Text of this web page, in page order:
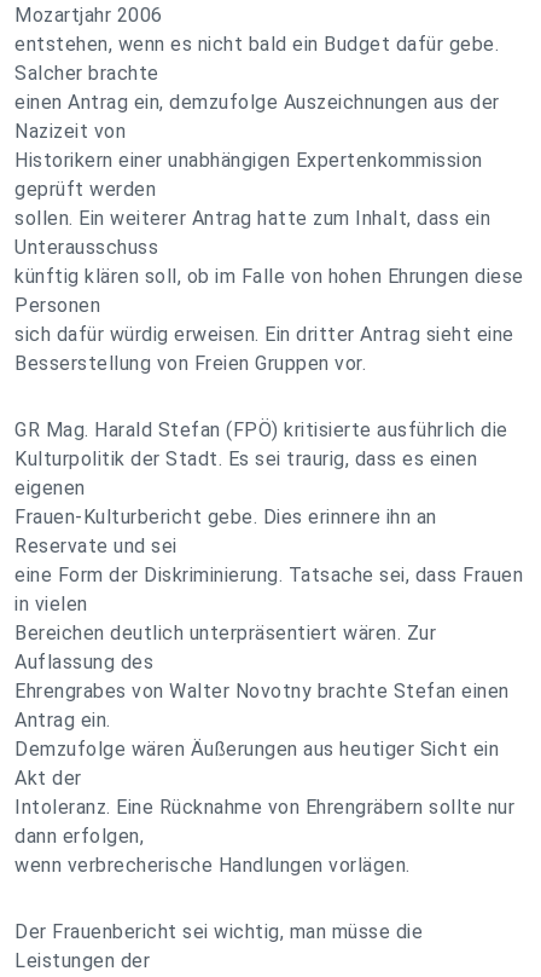
Mozartjahr 2006
entstehen, wenn es nicht bald ein Budget dafür gebe.
Salcher brachte
einen Antrag ein, demzufolge Auszeichnungen aus der
Nazizeit von
Historikern einer unabhängigen Expertenkommission
geprüft werden
sollen. Ein weiterer Antrag hatte zum Inhalt, dass ein
Unterausschuss
künftig klären soll, ob im Falle von hohen Ehrungen diese
Personen
sich dafür würdig erweisen. Ein dritter Antrag sieht eine
Besserstellung von Freien Gruppen vor.
GR Mag. Harald Stefan (FPÖ) kritisierte ausführlich die
Kulturpolitik der Stadt. Es sei traurig, dass es einen
eigenen
Frauen-Kulturbericht gebe. Dies erinnere ihn an
Reservate und sei
eine Form der Diskriminierung. Tatsache sei, dass Frauen
in vielen
Bereichen deutlich unterpräsentiert wären. Zur
Auflassung des
Ehrengrabes von Walter Novotny brachte Stefan einen
Antrag ein.
Demzufolge wären Äußerungen aus heutiger Sicht ein
Akt der
Intoleranz. Eine Rücknahme von Ehrengräbern sollte nur
dann erfolgen,
wenn verbrecherische Handlungen vorlägen.
Der Frauenbericht sei wichtig, man müsse die
Leistungen der